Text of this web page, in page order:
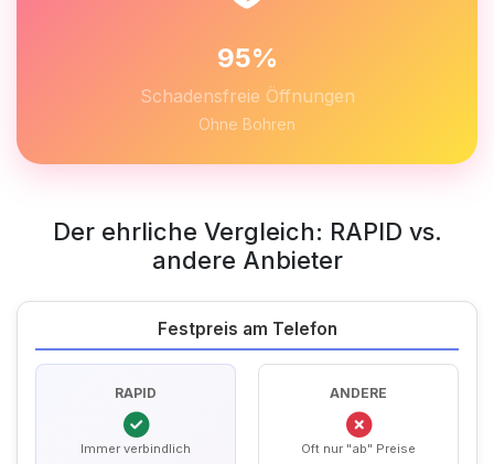
95%
Schadensfreie Öffnungen
Ohne Bohren
Der ehrliche Vergleich: RAPID vs.
andere Anbieter
Festpreis am Telefon
RAPID
Immer verbindlich
ANDERE
Oft nur "ab" Preise